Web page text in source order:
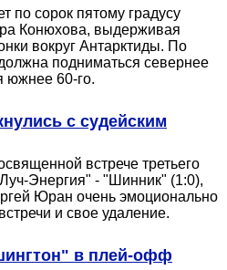
по сорок пятому градусу
Конюхова, выдерживая
вокруг Антарктиды. По
подниматься севернее
южнее 60-го.
с судейским
встрече третьего
Энергия" - "Шинник" (1:0),
Юран очень эмоционально
и свое удаление.
в плей-офф